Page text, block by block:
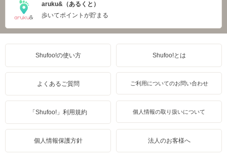
aruku&（あるくと）
歩いてポイントが貯まる
Shufoo!の使い方 Shufoo!とは
よくあるご質問 ご利用についてのお問い合わせ
「Shufoo!」利用規約 個人情報の取り扱いについて
個人情報保護方針 法人のお客様へ